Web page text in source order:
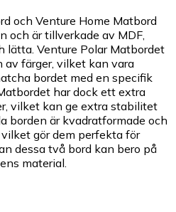
och Venture Home Matbord
och är tillverkade av MDF,
lätta. Venture Polar Matbordet
av färger, vilket kan vara
bordet med en specifik
har dock ett extra
vilket kan ge extra stabilitet
borden är kvadratformade och
gör dem perfekta för
dessa två bord kan bero på
material.